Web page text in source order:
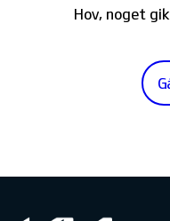
Hov, noget